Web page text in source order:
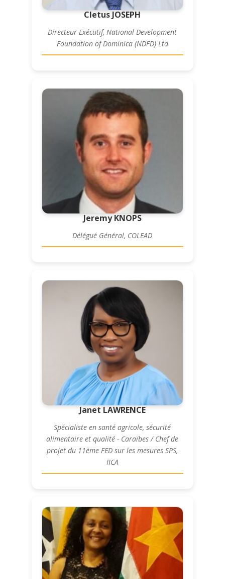
Cletus JOSEPH
Directeur Exécutif, National Development
Foundation of Dominica (NDFD) Ltd
Jeremy KNOPS
Délégué Général, COLEAD
Janet LAWRENCE
Spécialiste en santé agricole, sécurité
alimentaire et qualité - Caraïbes / Chef de
projet du 11ème FED sur les mesures SPS,
IICA